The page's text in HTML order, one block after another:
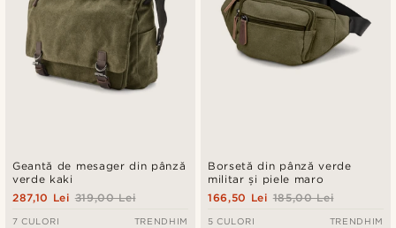
Geantă de mesager din pânză
verde kaki
319,00 Lei
287,10 Lei
7 CULORI TRENDHIM
Borsetă din pânză verde
militar și piele maro
185,00 Lei
166,50 Lei
5 CULORI TRENDHIM